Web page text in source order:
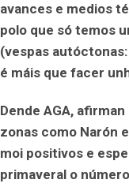
avances e medios
polo que só temos
(vespas
é máis que facer
Dende AGA,
zonas como Narón
moi positivos e
primaveral o